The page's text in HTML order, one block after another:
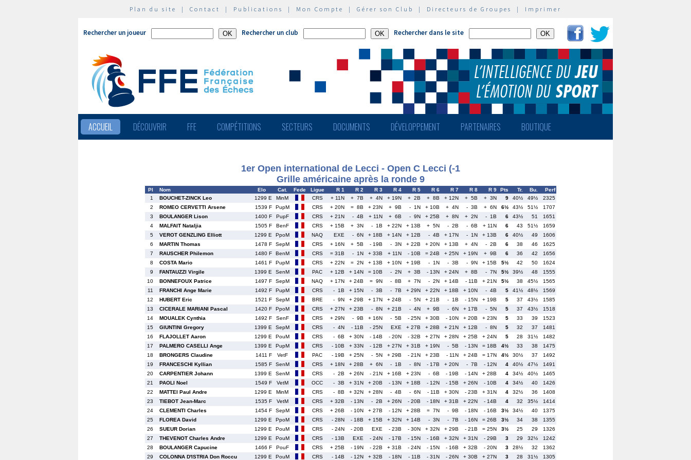
Plan du site | Contact | Publications | Mon Compte | Gérer son Club | Directeurs de Groupes | Imprimer
Rechercher un joueur Rechercher un club Rechercher dans le site
ACCUEIL DÉCOUVRIR FFE COMPÉTITIONS SECTEURS DOCUMENTS DÉVELOPPEMENT PARTENAIRES BOUTIQUE
1er Open international de Lecci - Open C Lecci (-1
Grille américaine après la ronde 9
Pl Nom Elo Cat. Fede Ligue R 1 R 2 R 3 R 4 R 5 R 6 R 7 R 8 R 9 Pts Tr. Bu.
Perf
1
BOUCHET-ZINCK Leo 1299 E MinM CRS + 11N + 7B + 4N + 19N + 2B + 8B + 12N + 5B + 3N 9 40½ 49½
2325
2
ROMEO CERVETTI Arsene 1539 F PupM CRS + 20N = 8B + 23N + 9B - 1N + 10B + 4N - 3B + 6N 6½ 43½ 51½
1707
3
BOULANGER Lison 1400 F PupF CRS + 21N - 4B + 11N + 6B - 9N + 25B + 8N + 2N - 1B 6 43½ 51
1651
4
MALFAIT Nataljia 1505 F BenF CRS + 15B + 3N - 1B + 22N + 13B + 5N - 2B - 6B + 11N 6 43 51½
1659
5
VEROT GENZLING Elliott 1299 E PpoM NAQ EXE - 6N + 18B + 14N + 12B - 4B + 17N - 1N + 13B 6 40½ 49
1606
6
MARTIN Thomas 1478 F SepM CRS + 16N + 5B - 19B - 3N + 22B + 20N + 13B + 4N - 2B 6 38 46
1625
7
RAUSCHER Philemon 1480 F BenM CRS = 31B - 1N + 33B + 11N - 10B = 24B + 25N + 19N + 9B 6 36 42
1656
8
COSTA Mario 1461 F PupM CRS + 22N = 2N + 13B + 10N + 19B - 1N - 3B - 9N + 15B 5½ 42 50
1624
9
FANTAUZZI Virgile 1399 E SenM PAC + 12B + 14N = 10B - 2N + 3B - 13N + 24N + 8B - 7N 5½ 39½ 48
1555
10
BONNEFOUX Patrice 1497 F SepM NAQ + 17N + 24B = 9N - 8B + 7N - 2N + 14B - 11B + 21N 5½ 38 45½
1565
11
FRANCHI Ange Marie 1492 F PupM CRS - 1B + 15N - 3B - 7B + 29N + 22N + 18B + 10N - 4B 5 41½ 48½
1569
12
HUBERT Eric 1521 F SepM BRE - 9N + 29B + 17N + 24B - 5N + 21B - 1B - 15N + 19B 5 37 43½
1585
13
CICERALE MARIANI Pascal 1420 F PpoM CRS + 27N + 23B - 8N + 21B - 4N + 9B - 6N + 17B - 5N 5 37 43½
1518
14
MOUALEK Cynthia 1492 F SenF CRS + 29N - 9B + 16N - 5B - 25N + 30B - 10N + 20B + 23N 5 33 39
1523
15
GIUNTINI Gregory 1399 E SepM CRS - 4N - 11B - 25N EXE + 27B + 28B + 21N + 12B - 8N 5 32 37
1481
16
FLAJOLLET Aaron 1299 E PouM CRS - 6B + 30N - 14B - 20N - 32B + 27N + 28N + 25B + 24N 5 28 31½
1482
17
PALMERO CASELLI Ange 1399 E PupM CRS - 10B + 33N - 12B + 27N + 31B + 19N - 5B - 13N = 18B 4½ 33 38
1475
18
BRONGERS Claudine 1411 F VetF PAC - 19B + 25N - 5N + 29B - 21N + 23B - 11N + 24B = 17N 4½ 30½ 37
1492
19
FRANCESCHI Kyllian 1585 F SenM CRS + 18N + 28B + 6N - 1B - 8N - 17B + 20N - 7B - 12N 4 40½ 47½
1491
20
CARPENTIER Johann 1399 E SenM CRS - 2B + 26N - 21N + 16B + 23N - 6B - 19B - 14N + 28B 4 34½ 40½
1465
21
PAOLI Noel 1549 F VetM OCC - 3B + 31N + 20B - 13N + 18B - 12N - 15B + 26N - 10B 4 34½ 40
1426
22
MATTEI Paul Andre 1299 E MinM CRS - 8B + 32N + 28N - 4B - 6N - 11B + 30N - 23B + 31N 4 32½ 36
1408
23
TIEBOT Jean-Marc 1535 F VetM CRS + 32B - 13N - 2B + 26N - 20B - 18N + 31B + 22N - 14B 4 32 35½
1414
24
CLEMENTI Charles 1454 F SepM CRS + 26B - 10N + 27B - 12N + 28B = 7N - 9B - 18N - 16B 3½ 34½ 40
1375
25
FLOREA David 1299 E PpoM CRS - 28N - 18B + 15B + 32N + 14B - 3N - 7B - 16N = 26B 3½ 34 38
1355
26
SUEUR Dorian 1299 E PouM CRS - 24N - 20B EXE - 23B - 30N + 32N + 29B - 21B = 25N 3½ 25 29
1326
27
THEVENOT Charles Andre 1299 E PouM CRS - 13B EXE - 24N - 17B - 15N - 16B + 32N + 31N - 29B 3 29 32½
1242
28
BOULANGER Capucine 1466 F PouF CRS + 25B - 19N - 22B + 31B - 24N - 15N - 16B + 32B - 20N 3 28½ 32
1362
29
COLONNA D'ISTRIA Don Roccu 1299 E PouM CRS - 14B - 12N + 32B - 18N - 11B - 31N - 26N + 30B + 27N 3 28 31½ 1305